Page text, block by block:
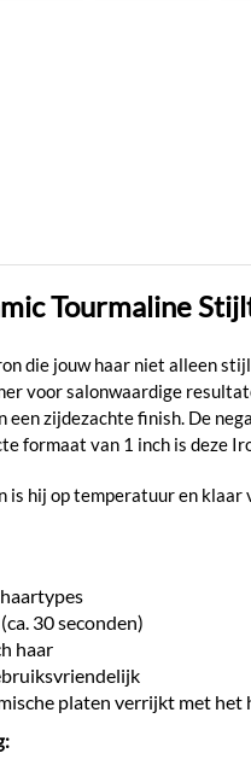
Tourmaline
die jouw haar niet alleen
voor salonwaardige
een zijdezachte finish. De
formaat van 1 inch is deze
is hij op temperatuur en
30 seconden)
haar
platen verrijkt met